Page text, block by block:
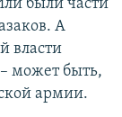
были части
А
власти
может быть,
армии.